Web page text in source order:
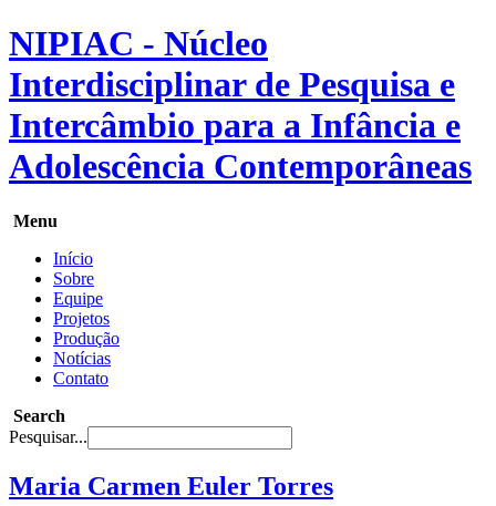
NIPIAC - Núcleo
Interdisciplinar de Pesquisa e
Intercâmbio para a Infância e
Adolescência Contemporâneas
Menu
Início
Sobre
Equipe
Projetos
Produção
Notícias
Contato
Search
Pesquisar...
Maria Carmen Euler Torres